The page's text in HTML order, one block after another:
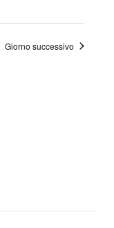
Giorno successivo